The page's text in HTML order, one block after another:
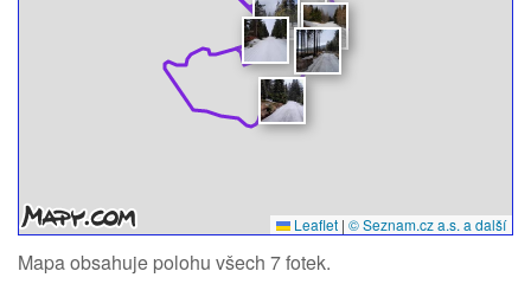
Leaflet | © Seznam.cz a.s. a další
Mapa obsahuje polohu všech 7 fotek.